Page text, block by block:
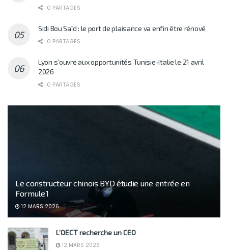
0 PARTAGES
Sidi Bou Saïd : le port de plaisance va enfin être rénové
0 PARTAGES
Lyon s’ouvre aux opportunités Tunisie-Italie le 21 avril
2026
0 PARTAGES
Le constructeur chinois BYD étudie une entrée en
Formule 1
12 MARS 2026
L’OECT recherche un CEO
12 MARS 2026